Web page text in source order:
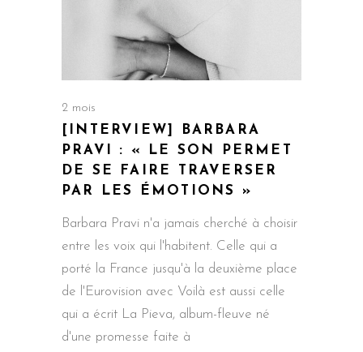
2 mois
[INTERVIEW] BARBARA
PRAVI : « LE SON PERMET
DE SE FAIRE TRAVERSER
PAR LES ÉMOTIONS »
Barbara Pravi n'a jamais cherché à choisir
entre les voix qui l'habitent. Celle qui a
porté la France jusqu'à la deuxième place
de l'Eurovision avec Voilà est aussi celle
qui a écrit La Pieva, album-fleuve né
d'une promesse faite à